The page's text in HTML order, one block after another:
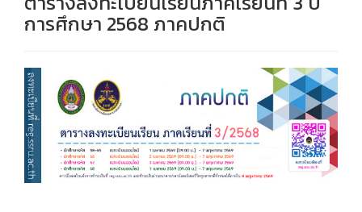
การศึกษา 2568 ภาคปกติ